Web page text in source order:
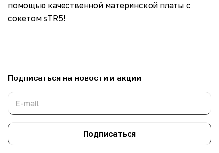
помощью качественной материнской платы с
сокетом sTR5!
Подписаться на новости и акции
Подписаться